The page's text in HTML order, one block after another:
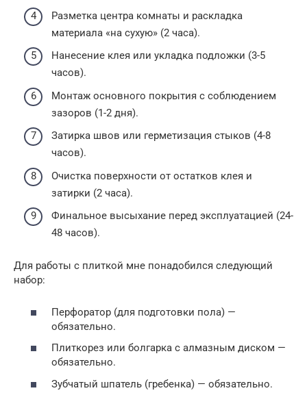
Разметка центра комнаты и раскладка
материала «на сухую» (2 часа).
Нанесение клея или укладка подложки (3-5
часов).
Монтаж основного покрытия с соблюдением
зазоров (1-2 дня).
Затирка швов или герметизация стыков (4-8
часов).
Очистка поверхности от остатков клея и
затирки (2 часа).
Финальное высыхание перед эксплуатацией (24-
48 часов).
Для работы с плиткой мне понадобился следующий
набор:
Перфоратор (для подготовки пола) —
обязательно.
Плиткорез или болгарка с алмазным диском —
обязательно.
Зубчатый шпатель (гребенка) — обязательно.